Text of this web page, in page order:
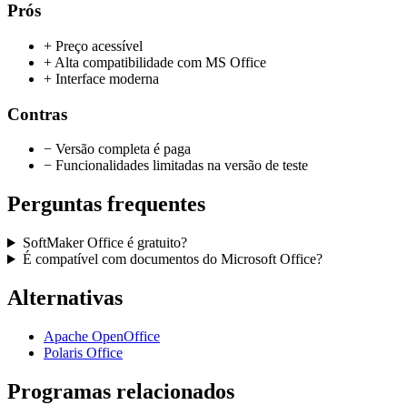
Prós
+ Preço acessível
+ Alta compatibilidade com MS Office
+ Interface moderna
Contras
− Versão completa é paga
− Funcionalidades limitadas na versão de teste
Perguntas frequentes
SoftMaker Office é gratuito?
É compatível com documentos do Microsoft Office?
Alternativas
Apache OpenOffice
Polaris Office
Programas relacionados